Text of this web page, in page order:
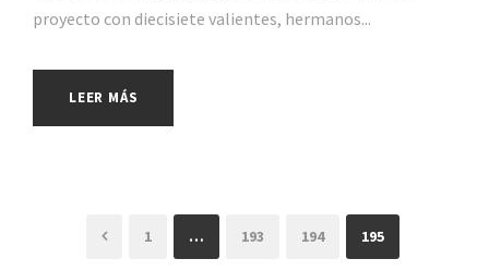
proyecto con diecisiete valientes, hermanos...
LEER MÁS
1 … 193 194 195